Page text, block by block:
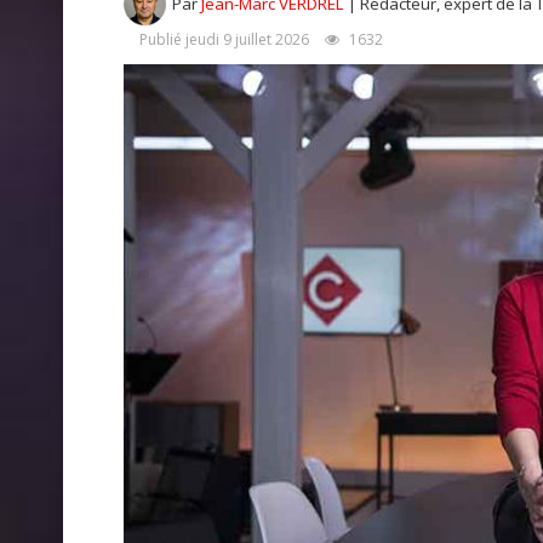
Publié jeudi 9 juillet 2026 1632